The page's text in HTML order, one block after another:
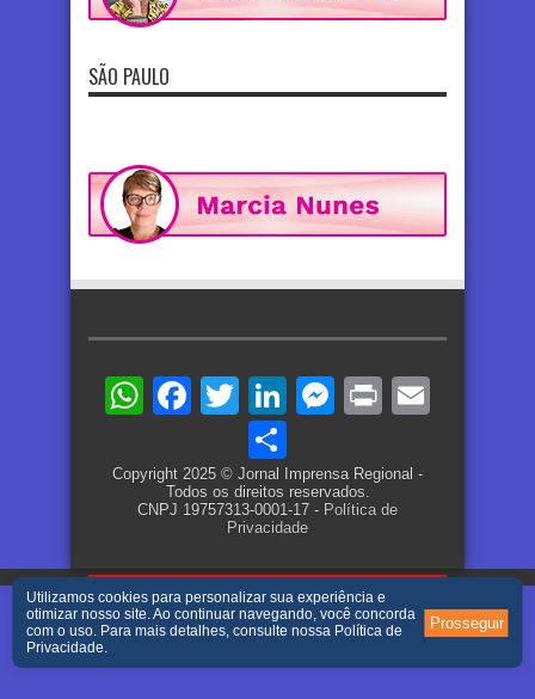
SÃO PAULO
WhatsApp
Facebook
TwitterLinkedIn
Messenger
Print
Copyright 2025 © Jornal Imprensa Regional -
Todos os direitos reservados.
CNPJ 19757313-0001-17 - Política de
Privacidade
Utilizamos cookies para personalizar sua experiência e
otimizar nosso site. Ao continuar navegando, você concorda
com o uso. Para mais detalhes, consulte nossa Política de
Privacidade.
Prosseguir